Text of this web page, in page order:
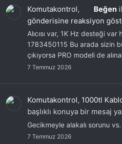
Komutakontrol, Beğen
gönderisine reaksiyon
Alıcısı var, 1K Hz desteği var
1783450115 Bu arada sizin
çıkıyorsa PRO modeli de
7 Temmuz 2026
Komutakontrol, 1000tl
başlıklı konuya bir mesaj
Gecikmeyle alakalı sorunu
7 Temmuz 2026